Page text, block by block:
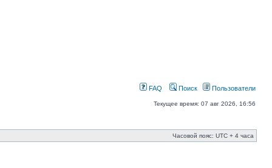
FAQ Поиск Пользователи
Текущее время: 07 авг 2026, 16:56
Часовой пояс: UTC + 4 часа